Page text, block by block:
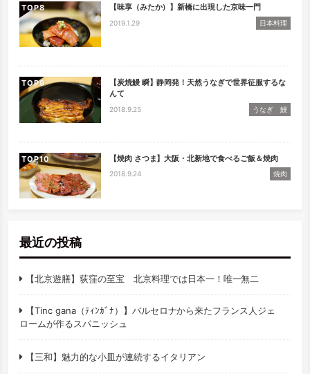
TOP 【味享（みたか）】新橋に出現した京味一門
2019.1.29 日本料理
TOP
【炭焼鰻 瞬】静岡発！天然うなぎで世界征服するな
んて
2018.9.25 うなぎ 鰻
TOP 【焼肉 さつま】大阪・北新地で食べるご飯＆焼肉
2018.9.24 焼肉
最近の投稿
【北京遊膳】荻窪の至宝 北京料理では日本一！唯一無二
【Tinc gana（ﾃｨﾝｶﾞﾅ）】バルセロナから来たフランス人ジェ
ロームが作るスパニッシュ
【三和】魅力的な小皿が連続するイタリアン